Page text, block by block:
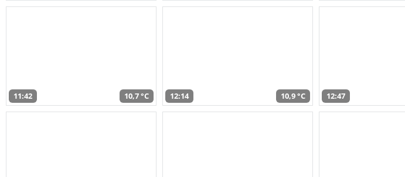
11:42 10,7 °C 12:14 10,9 °C 12:47